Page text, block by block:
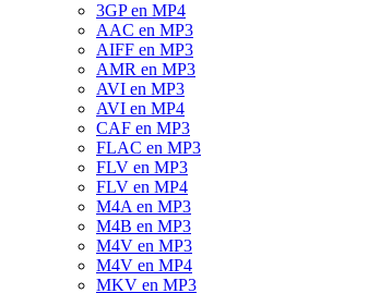
3GP en MP4
AAC en MP3
AIFF en MP3
AMR en MP3
AVI en MP3
AVI en MP4
CAF en MP3
FLAC en MP3
FLV en MP3
FLV en MP4
M4A en MP3
M4B en MP3
M4V en MP3
M4V en MP4
MKV en MP3